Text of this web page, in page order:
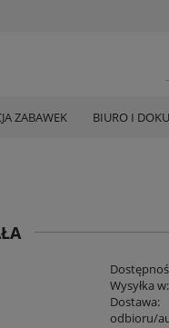
ZABAWEK BIURO I
Wysyłka w:
Dostawa:
odbioru/